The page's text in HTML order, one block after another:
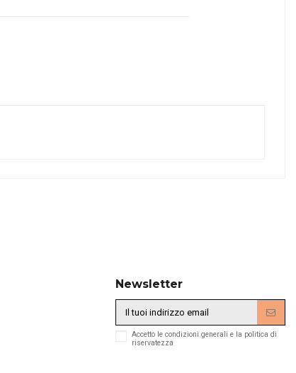
Newsletter
Accetto le condizioni generali e la politica di
riservatezza